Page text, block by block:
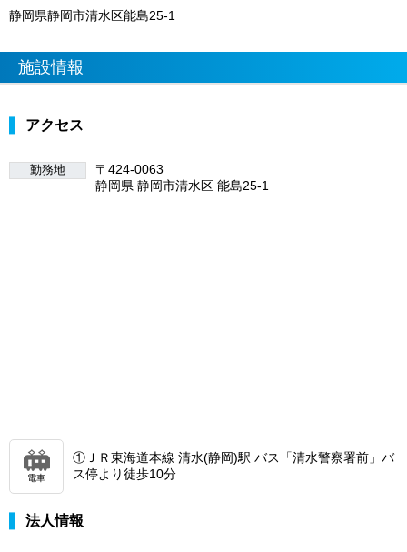
静岡県静岡市清水区能島25-1
施設情報
アクセス
勤務地
〒424-0063
静岡県 静岡市清水区 能島25-1
電車
①ＪＲ東海道本線 清水(静岡)駅 バス「清水警察署前」バ
ス停より徒歩10分
法人情報